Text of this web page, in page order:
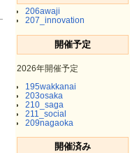
206awaji
207_innovation
開催予定
2026年開催予定
195wakkanai
203osaka
210_saga
211_social
209nagaoka
開催済み